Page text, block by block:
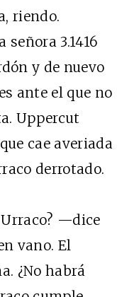
riendo.
3.1416
y de nuevo
ante el que no
Uppercut
cae averiada
derrotado.
—dice
vano. El
¿No habrá